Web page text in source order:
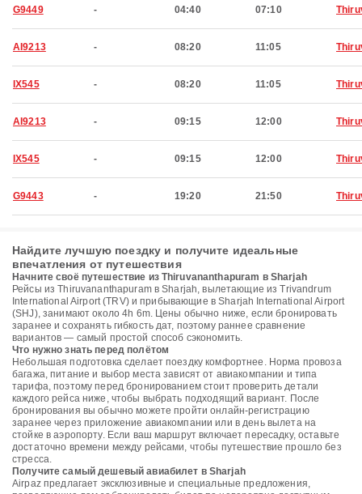
G9449 - 04:40 07:10
AI9213 - 08:20 11:05
IX545 - 08:20 11:05
AI9213 - 09:15 12:00
IX545 - 09:15 12:00
G9443 - 19:20 21:50
Найдите лучшую поездку и получите идеальные
впечатления от путешествия
Начните своё путешествие из Thiruvananthapuram в Sharjah
Рейсы из Thiruvananthapuram в Sharjah, вылетающие из Trivandrum
International Airport (TRV) и прибывающие в Sharjah International Airport
(SHJ), занимают около 4h 6m. Цены обычно ниже, если бронировать
заранее и сохранять гибкость дат, поэтому раннее сравнение
вариантов — самый простой способ сэкономить.
Что нужно знать перед полётом
Небольшая подготовка сделает поездку комфортнее. Норма провоза
багажа, питание и выбор места зависят от авиакомпании и типа
тарифа, поэтому перед бронированием стоит проверить детали
каждого рейса ниже, чтобы выбрать подходящий вариант. После
бронирования вы обычно можете пройти онлайн-регистрацию
заранее через приложение авиакомпании или в день вылета на
стойке в аэропорту. Если ваш маршрут включает пересадку, оставьте
достаточно времени между рейсами, чтобы путешествие прошло без
стресса.
Получите самый дешевый авиабилет в Sharjah
Airpaz предлагает эксклюзивные и специальные предложения,